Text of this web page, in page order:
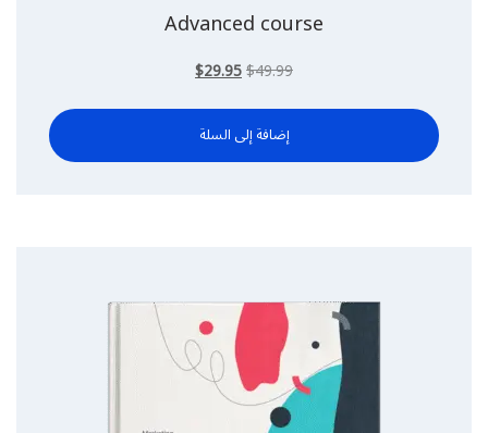
Advanced course
$49.99 السعر
هو:
$49.99.
$29.95 السعر
هو:
إضافة إلى السلة